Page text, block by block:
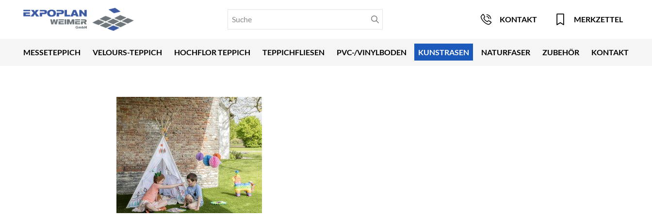
KONTAKT MERKZETTEL
MESSETEPPICH VELOURS-TEPPICH HOCHFLOR TEPPICH TEPPICHFLIESEN PVC-/VINYLBODEN KUNSTRASEN NATURFASER ZUBEHÖR KONTAKT